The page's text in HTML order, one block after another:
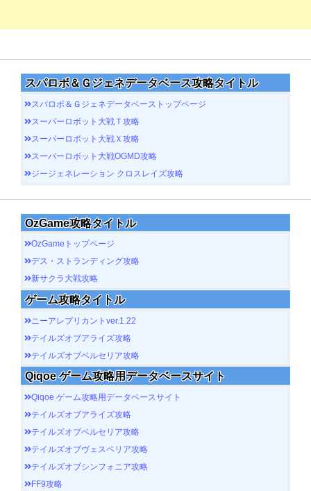
スパロボ＆Ｇジェネデータベース攻略タイトル
スパロボ＆Ｇジェネデータベーストップページ
スーパーロボット大戦Ｔ攻略
スーパーロボット大戦Ｘ攻略
スーパーロボット大戦OGMD攻略
ジージェネレーション クロスレイズ攻略
OzGame攻略タイトル
OzGameトップページ
デス・ストランディング攻略
新サクラ大戦攻略
ゲーム攻略タイトル
ニーアレプリカントver.1.22
テイルズオブアライズ攻略
テイルズオブベルセリア攻略
Qiqoe ゲーム攻略用データベースサイト
Qiqoe ゲーム攻略用データベースサイト
テイルズオブアライズ攻略
テイルズオブベルセリア攻略
テイルズオブヴェスペリア攻略
テイルズオブシンフォニア攻略
FF9攻略